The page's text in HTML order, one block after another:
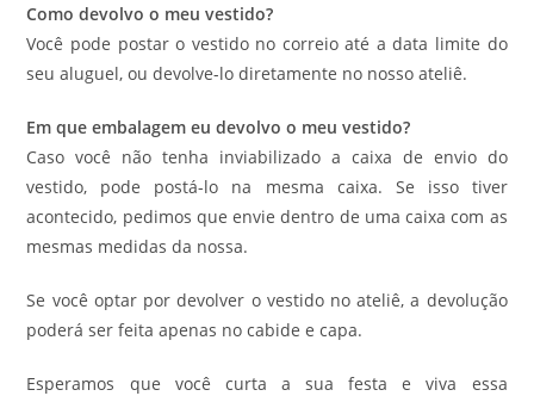
Como devolvo o meu vestido?
Você pode postar o vestido no correio até a data limite do
seu aluguel, ou devolve-lo diretamente no nosso ateliê.
Em que embalagem eu devolvo o meu vestido?
Caso você não tenha inviabilizado a caixa de envio do
vestido, pode postá-lo na mesma caixa. Se isso tiver
acontecido, pedimos que envie dentro de uma caixa com as
mesmas medidas da nossa.
Se você optar por devolver o vestido no ateliê, a devolução
poderá ser feita apenas no cabide e capa.
Esperamos que você curta a sua festa e viva essa